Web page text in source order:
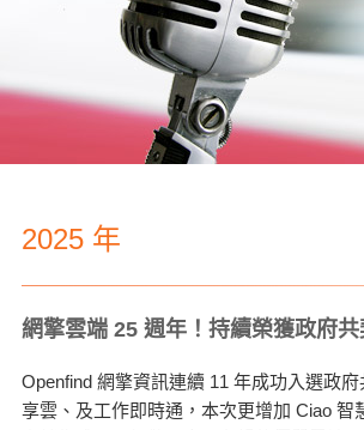
2025 年
網擎雲端 25 週年！持續榮獲政府
Openfind 網擎資訊連續 11 年成功入選政
享雲、及工作即時通，本次更增加 Ciao